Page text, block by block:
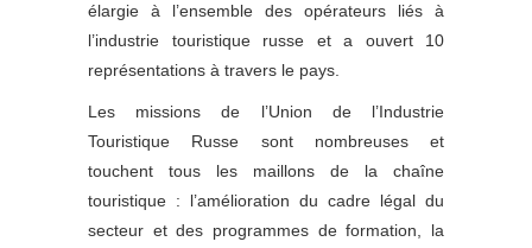
élargie à l’ensemble des opérateurs liés à
l’industrie touristique russe et a ouvert 10
représentations à travers le pays.
Les missions de l’Union de l’Industrie
Touristique Russe sont nombreuses et
touchent tous les maillons de la chaîne
touristique : l’amélioration du cadre légal du
secteur et des programmes de formation, la